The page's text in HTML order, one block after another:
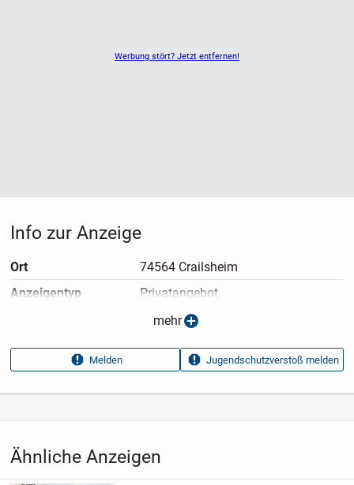
Werbung stört? Jetzt entfernen!
Ähnliche Anzeigen
Info zur Anzeige
Ort
74564 Crailsheim
Anzeigen­typ
Privatangebot
09.05.2026
Anzeigen­kennung
f601771b
Aufrufe dieser
7
mehr
Melden Jugendschutzverstoß melden